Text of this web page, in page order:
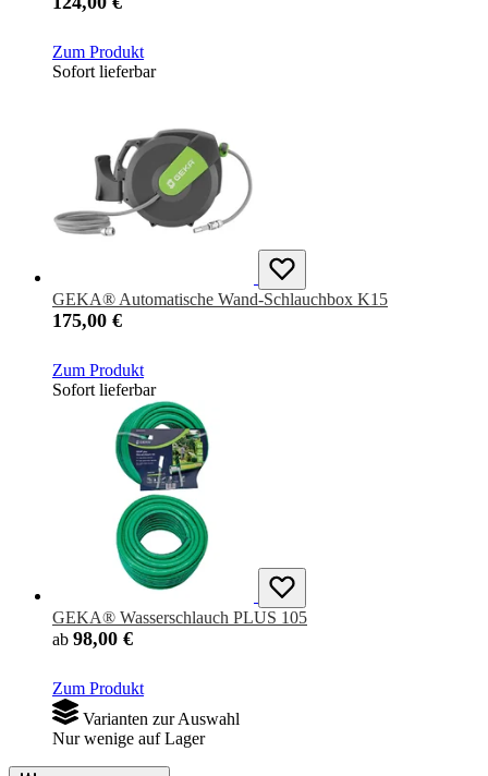
Zum Produkt
Sofort lieferbar
GEKA® Automatische Wand-Schlauchbox K15
175,00 €
Zum Produkt
Sofort lieferbar
GEKA® Wasserschlauch PLUS 105
ab 98,00 €
Zum Produkt
Varianten zur Auswahl
Nur wenige auf Lager